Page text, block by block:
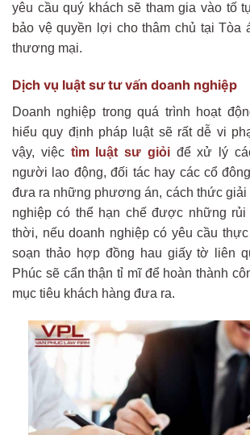
yêu cầu quý khách sẽ tham gia vào tố
bảo vệ quyền lợi cho thâm chủ tại Tòa
thương mại.
Dịch vụ luật sư tư vấn doanh nghiệp
Doanh nghiệp trong quá trình hoạt
hiểu quy định pháp luật sẽ rất dễ vi
vậy, việc tìm luật sư giỏiđể xử lý
người lao động, đối tác hay các cổ
đưa ra những phương án, cách thức giải
nghiệp có thể hạn chế được những rủi
thời, nếu doanh nghiệp có yêu cầu
soạn thảo hợp đồng hau giấy tờ liên
Phúc sẽ cẩn thận tỉ mĩ để hoàn thành
mục tiêu khách hàng đưa ra.